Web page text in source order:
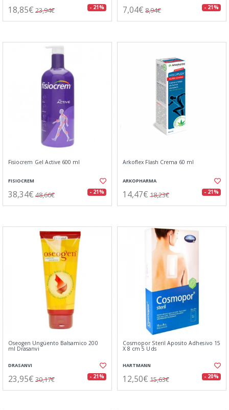
18,85€ 23,94€ - 21% 7,04€ 8,94€ - 21%
Fisiocrem Gel Active 600 ml
FISIOCREM
38,34€ 48,66€ - 21%
Arkoflex Flash Crema 60 ml
ARKOPHARMA
14,47€ 18,23€ - 21%
Oseogen Ungüento Balsamico 200
ml Drasanvi
DRASANVI
23,95€ 30,17€ - 21%
Cosmopor Steril Aposito Adhesivo 15
X 8 cm 5 Uds
HARTMANN
12,50€ 15,63€ - 20%